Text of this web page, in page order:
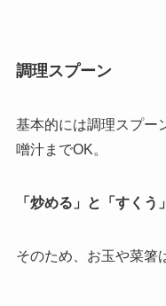
調理スプーン
基本的には調理スプー
噌汁までOK。
「炒める」と「すくう
そのため、お玉や菜箸